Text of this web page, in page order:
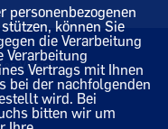
Visbek
personenbezogenen
können Sie
die Verarbeitung
Verarbeitung
Vertrags mit Ihnen
bei der nachfolgenden
wird. Bei
bitten wir um